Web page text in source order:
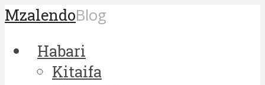
MzalendoBlog
Habari
Kitaifa